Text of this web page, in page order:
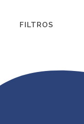
FILTROS